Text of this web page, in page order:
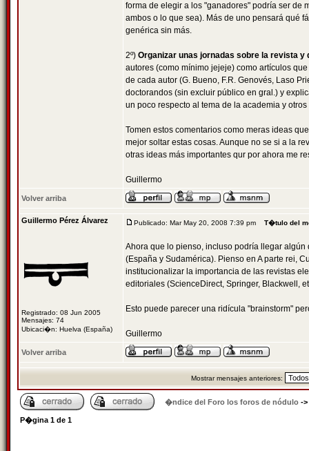
forma de elegir a los "ganadores" podría ser de
ambos o lo que sea). Más de uno pensará qué
genérica sin más.
2º) Organizar unas jornadas sobre la revista
autores (como mínimo jejeje) como artículos
de cada autor (G. Bueno, F.R. Genovés, Laso
doctorandos (sin excluir público en gral.) y
un poco respecto al tema de la academia y
Tomen estos comentarios como meras ideas
mejor soltar estas cosas. Aunque no se si a la
otras ideas más importantes qur por ahora me
Guillermo
Volver arriba
Guillermo Pérez Álvarez
Registrado: 08 Jun 2005
Mensajes: 74
Ubicaci�n: Huelva (España)
Publicado: Mar May 20, 2008 7:39 pm T�tulo del
Ahora que lo pienso, incluso podría llegar
(España y Sudamérica). Pienso en A parte rei,
institucionalizar la importancia de las revistas
editoriales (ScienceDirect, Springer, Blackwell,
Esto puede parecer una ridícula "brainstorm"
Guillermo
Volver arriba
Mostrar mensajes anteriores:
�ndice del Foro los foros de nódulo ->
P�gina 1 de 1